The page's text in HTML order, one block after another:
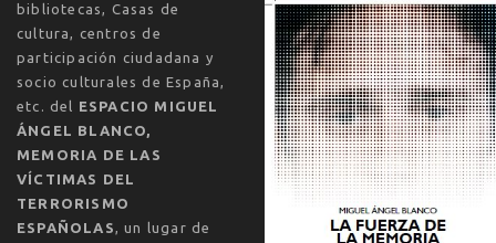
bibliotecas, Casas de
cultura, centros de
participación ciudadana y
socio culturales de España,
etc. del ESPACIO MIGUEL
ÁNGEL BLANCO,
MEMORIA DE LAS
VÍCTIMAS DEL
TERRORISMO
ESPAÑOLAS, un lugar de